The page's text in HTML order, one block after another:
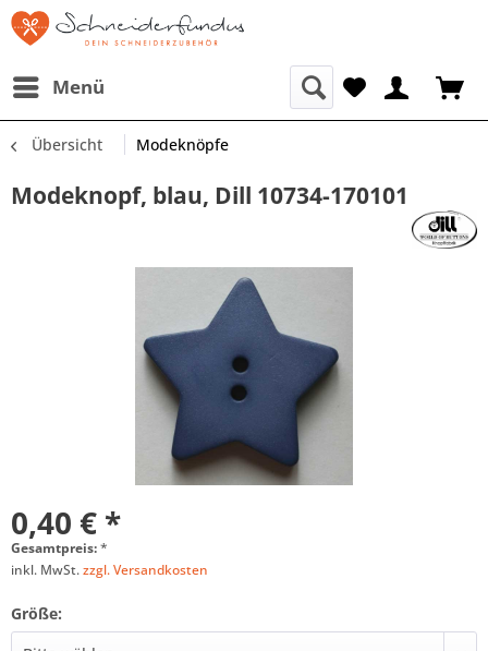
Menü
Übersicht Modeknöpfe
Modeknopf, blau, Dill 10734-170101
0,40 € *
Gesamtpreis:*
inkl. MwSt.zzgl. Versandkosten
Größe: